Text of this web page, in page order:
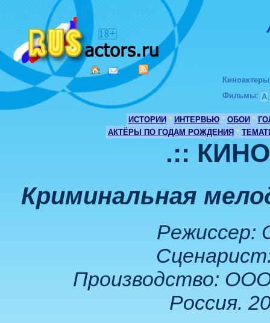
Киноактеры
Фильмы: А
ИСТОРИИ * ИНТЕРВЬЮ * ОБОИ *
АКТЁРЫ ПО ГОДАМ РОЖДЕНИЯ *
.::
Криминальная
Режиссер:
Производство:
Россия.